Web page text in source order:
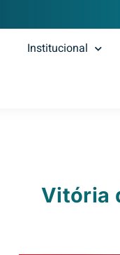
Institucional
Vitória